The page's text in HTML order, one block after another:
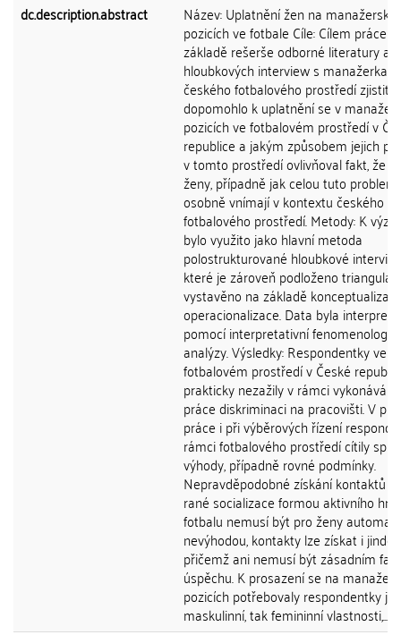
dc.description.abstract
Název: Uplatnění žen na
pozicích ve fotbale Cíle: Cílem práce
základě rešerše odborné literatury a
hloubkových interview s
českého fotbalového prostředí zjistit,
dopomohlo k uplatnění se v
pozicích ve fotbalovém prostředí v
republice a jakým způsobem jejich
v tomto prostředí ovlivňoval fakt, že
ženy, případně jak celou tuto
osobně vnímají v kontextu českého
fotbalového prostředí. Metody: K
bylo využito jako hlavní metoda
polostrukturované hloubkové
které je zároveň podloženo
vystavěno na základě
operacionalizace. Data byla
pomocí interpretativní
analýzy. Výsledky: Respondentky ve
fotbalovém prostředí v České
prakticky nezažily v rámci
práce diskriminaci na pracovišti. V
práce i při výběrových řízení
rámci fotbalového prostředí cítily
výhody, případně rovné podmínky.
Nepravděpodobné získání kontaktů
rané socializace formou aktivního
fotbalu nemusí být pro ženy
nevýhodou, kontakty lze získat i jinde,
přičemž ani nemusí být zásadním
úspěchu. K prosazení se na
pozicích potřebovaly respondentky jak
maskulinní, tak femininní vlastnosti,...